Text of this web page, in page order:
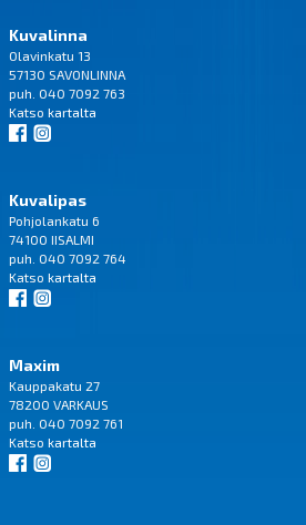
Kuvalinna
Olavinkatu 13
57130 SAVONLINNA
puh. 040 7092 763
Katso kartalta
Kuvalipas
Pohjolankatu 6
74100 IISALMI
puh. 040 7092 764
Katso kartalta
Maxim
Kauppakatu 27
78200 VARKAUS
puh. 040 7092 761
Katso kartalta